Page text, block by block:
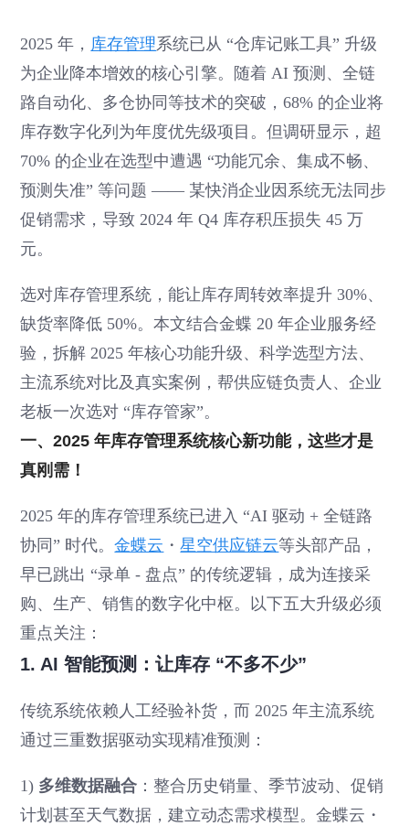
2025 年， 库存管理系统已从 “仓库记账工具” 升级
为企业降本增效的核心引擎。随着 AI 预测、全链
路自动化、多仓协同等技术的突破，68% 的企业将
库存数字化列为年度优先级项目。但调研显示，超
70% 的企业在选型中遭遇 “功能冗余、集成不畅、
预测失准” 等问题 —— 某快消企业因系统无法同步
促销需求，导致 2024 年 Q4 库存积压损失 45 万
元。
选对库存管理系统，能让库存周转效率提升 30%、
缺货率降低 50%。本文结合金蝶 20 年企业服务经
验，拆解 2025 年核心功能升级、科学选型方法、
主流系统对比及真实案例，帮供应链负责人、企业
老板一次选对 “库存管家”。
一、2025 年库存管理系统核心新功能，这些才是
真刚需！
2025 年的库存管理系统已进入 “AI 驱动 + 全链路
协同” 时代。金蝶云 ・星空供应链云等头部产品，
早已跳出 “录单 - 盘点” 的传统逻辑，成为连接采
购、生产、销售的数字化中枢。以下五大升级必须
重点关注：
1. AI 智能预测：让库存 “不多不少”
传统系统依赖人工经验补货，而 2025 年主流系统
通过三重数据驱动实现精准预测：
1) 多维数据融合 ：整合历史销量、季节波动、促销
计划甚至天气数据，建立动态需求模型。金蝶云・